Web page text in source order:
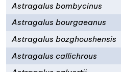
Astragalus bombycinus
Astragalus bourgaeanus
Astragalus bozghoushensis
Astragalus callichrous